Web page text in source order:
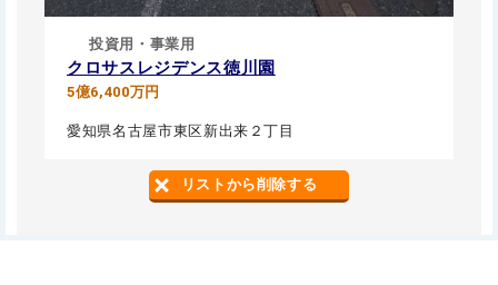
投資用・事業用
クロサスレジデンス徳川園
5億6,400万円
愛知県名古屋市東区新出来２丁目
リストから削除する